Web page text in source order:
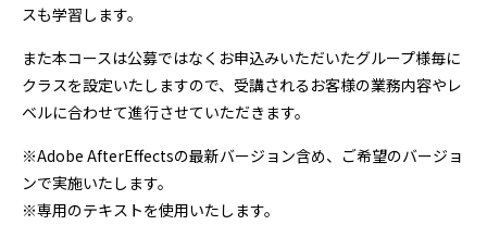
スも学習します。
また本コースは公募ではなくお申込みいただいたグループ様毎に
クラスを設定いたしますので、受講されるお客様の業務内容やレ
ベルに合わせて進行させていただきます。
※Adobe AfterEffectsの最新バージョン含め、ご希望のバージョ
ンで実施いたします。
※専用のテキストを使用いたします。